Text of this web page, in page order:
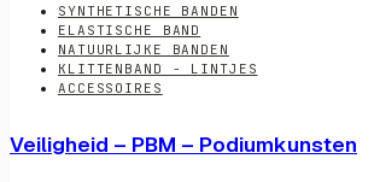
SYNTHETISCHE BANDEN
ELASTISCHE BAND
NATUURLIJKE BANDEN
KLITTENBAND - LINTJES
ACCESSOIRES
Veiligheid – PBM – Podiumkunsten